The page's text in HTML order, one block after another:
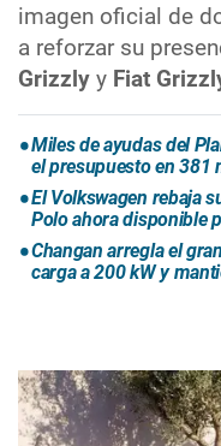
imagen oficial de
a reforzar su
Grizzly y Fiat
Miles de ayudas del
el presupuesto en 381
El Volkswagen rebaja
Polo ahora disponible
Changan arregla el
carga a 200 kW y